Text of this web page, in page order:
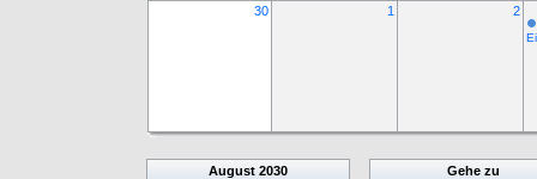
30 1 2
August 2030
Gehe zu